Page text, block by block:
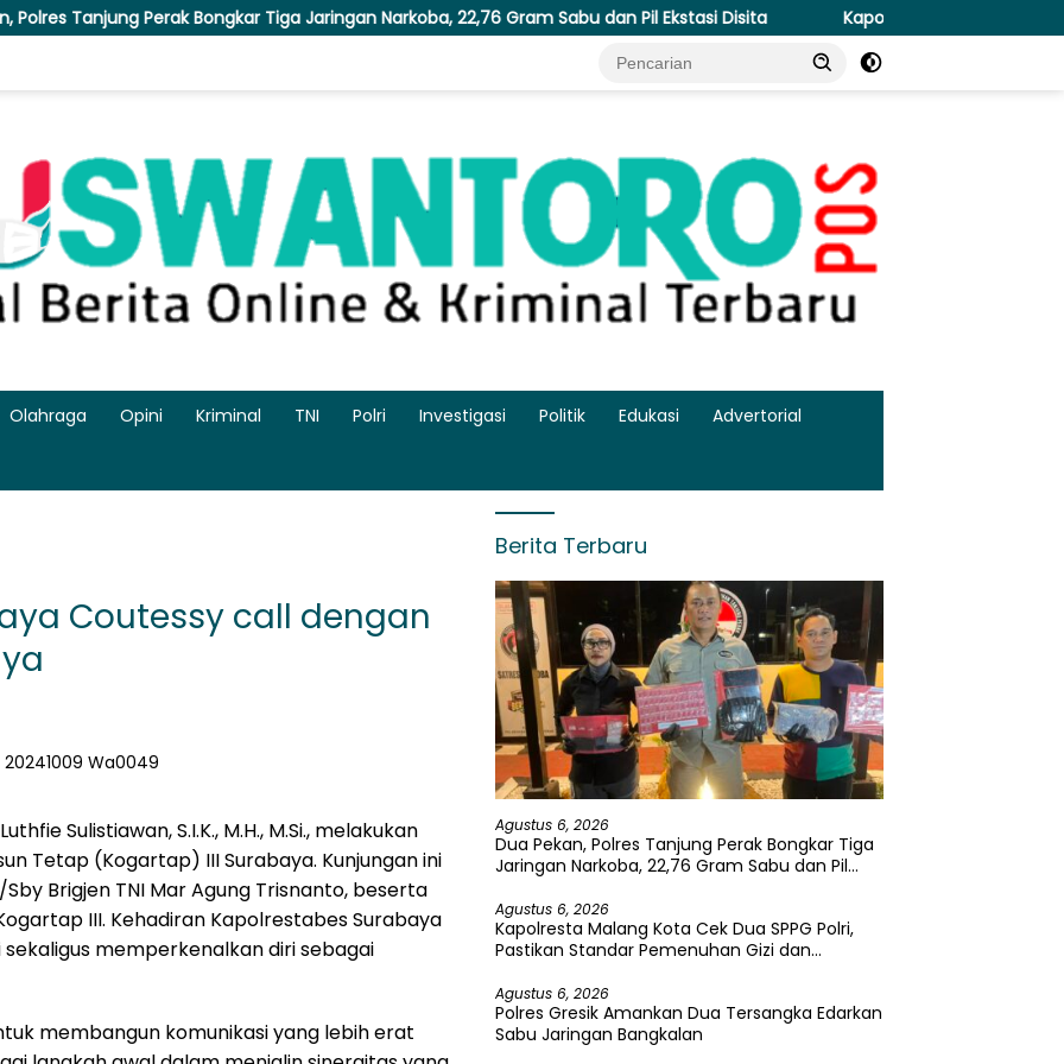
Bongkar Tiga Jaringan Narkoba, 22,76 Gram Sabu dan Pil Ekstasi Disita Kapolresta Malang Kota Cek Dua SPPG
Olahraga Opini Kriminal TNI Polri Investigasi Politik Edukasi Advertorial
Coutessy call dengan
Sulistiawan, S.I.K., M.H., M.Si., melakukan
Tetap (Kogartap) III Surabaya. Kunjungan ini
Brigjen TNI Mar Agung Trisnanto, beserta
III. Kehadiran Kapolrestabes Surabaya
memperkenalkan diri sebagai
membangun komunikasi yang lebih erat
Berita Terbaru
Agustus 6, 2026
Dua Pekan, Polres Tanjung Perak Bongkar Tiga
Jaringan Narkoba, 22,76 Gram Sabu dan Pil
Agustus 6, 2026
Kapolresta Malang Kota Cek Dua SPPG Polri,
Pastikan Standar Pemenuhan Gizi dan
Agustus 6, 2026
Polres Gresik Amankan Dua Tersangka Edarkan
Sabu Jaringan Bangkalan